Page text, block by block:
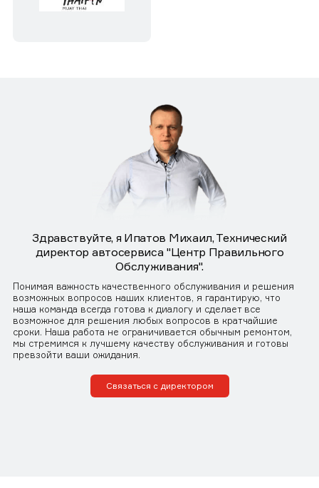
Здравствуйте, я Ипатов Михаил, Технический
директор автосервиса "Центр Правильного
Обслуживания".
Понимая важность качественного обслуживания и решения
возможных вопросов наших клиентов, я гарантирую, что
наша команда всегда готова к диалогу и сделает все
возможное для решения любых вопросов в кратчайшие
сроки. Наша работа не ограничивается обычным ремонтом,
мы стремимся к лучшему качеству обслуживания и готовы
превзойти ваши ожидания.
Связаться с директором